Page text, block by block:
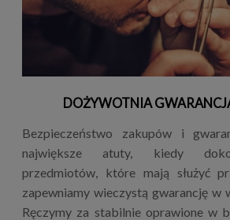
DOŻYWOTNIA
Bezpieczeństwo zakupów i
największe atuty, kiedy
przedmiotów, które mają służyć
zapewniamy wieczystą gwarancję w
Ręczymy za stabilnie oprawione w